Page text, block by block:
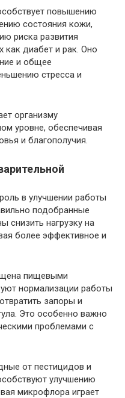
повышению
состояния кожи,
риска развития
как диабет и рак. Оно
и общее
стресса и
организму
уровне, обеспечивая
и благополучия.
в улучшении работы
подобранные
снизить нагрузку на
более эффективное и
пищевыми
нормализации работы
запоры и
Это особенно важно
проблемами с
от пестицидов и
улучшению
микрофлора играет